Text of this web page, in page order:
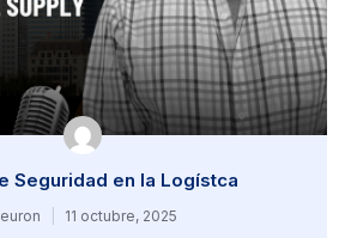
Seguridad en la Logístca
11 octubre, 2025